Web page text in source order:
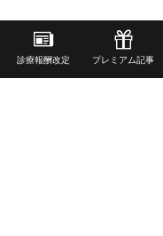
診療報酬改定 プレミアム記事